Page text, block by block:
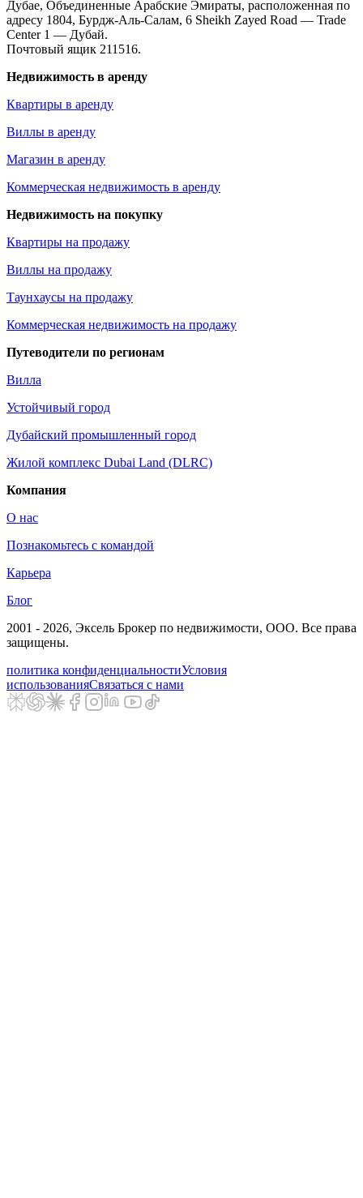
Дубае, Объединенные Арабские Эмираты, расположенная по
адресу 1804, Бурдж-Аль-Салам, 6 Sheikh Zayed Road — Trade
Center 1 — Дубай.
Почтовый ящик 211516.
Недвижимость в аренду
Квартиры в аренду
Виллы в аренду
Магазин в аренду
Коммерческая недвижимость в аренду
Недвижимость на покупку
Квартиры на продажу
Виллы на продажу
Таунхаусы на продажу
Коммерческая недвижимость на продажу
Путеводители по регионам
Вилла
Устойчивый город
Дубайский промышленный город
Жилой комплекс Dubai Land (DLRC)
Компания
О нас
Познакомьтесь с командой
Карьера
Блог
2001 - 2026, Эксель Брокер по недвижимости, ООО. Все права
защищены.
политика конфиденциальностиУсловия
использованияСвязаться с нами